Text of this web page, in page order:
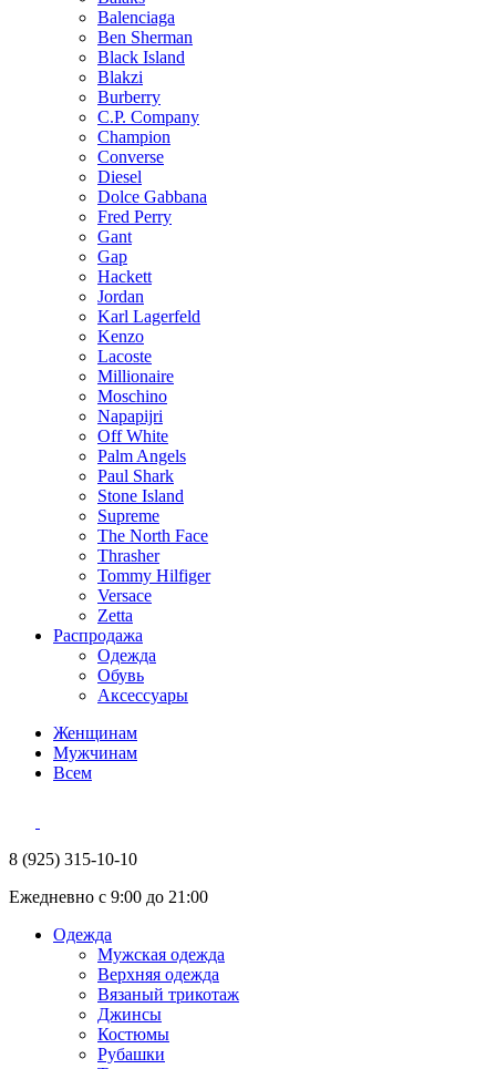
Balenciaga
Ben Sherman
Black Island
Blakzi
Burberry
C.P. Company
Champion
Converse
Diesel
Dolce Gabbana
Fred Perry
Gant
Gap
Hackett
Jordan
Karl Lagerfeld
Kenzo
Lacoste
Millionaire
Moschino
Napapijri
Off White
Palm Angels
Paul Shark
Stone Island
Supreme
The North Face
Thrasher
Tommy Hilfiger
Versace
Zetta
Распродажа
Одежда
Обувь
Аксессуары
Женщинам
Мужчинам
Всем
8 (925) 315-10-10
Ежедневно с 9:00 до 21:00
Одежда
Мужская одежда
Верхняя одежда
Вязаный трикотаж
Джинсы
Костюмы
Рубашки